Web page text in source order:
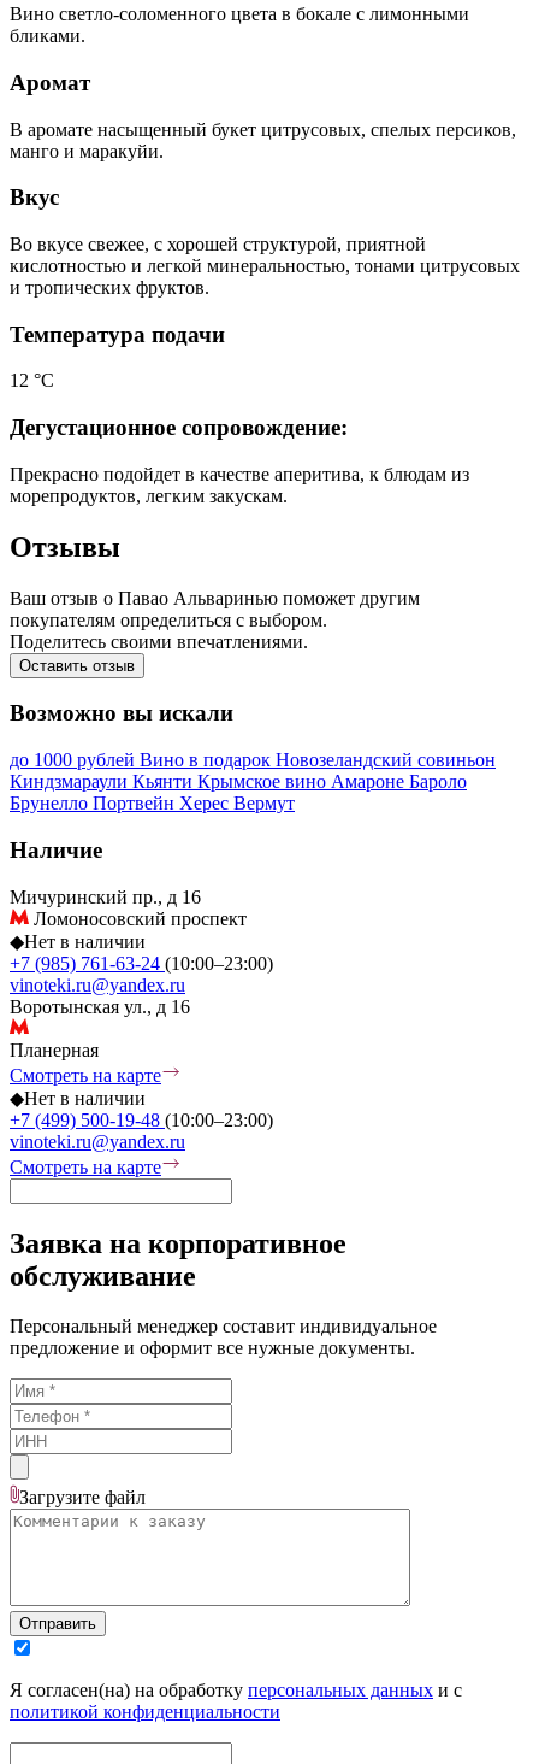
Вино светло-соломенного цвета в бокале с лимонными
бликами.
Аромат
В аромате насыщенный букет цитрусовых, спелых персиков,
манго и маракуйи.
Вкус
Во вкусе свежее, с хорошей структурой, приятной
кислотностью и легкой минеральностью, тонами цитрусовых
и тропических фруктов.
Температура подачи
12 °С
Дегустационное сопровождение:
Прекрасно подойдет в качестве аперитива, к блюдам из
морепродуктов, легким закускам.
Отзывы
Ваш отзыв о Павао Альваринью поможет другим
покупателям определиться с выбором.
Поделитесь своими впечатлениями.
Оставить отзыв
Возможно вы искали
до 1000 рублей Вино в подарок Новозеландский совиньон
Киндзмараули Кьянти Крымское вино Амароне Бароло
Брунелло Портвейн Херес Вермут
Наличие
Мичуринский пр., д 16
Ломоносовский проспект
◆Нет в наличии
+7 (985) 761-63-24 (10:00–23:00)
vinoteki.ru@yandex.ru
Воротынская ул., д 16
Планерная
Смотреть на карте
◆Нет в наличии
+7 (499) 500-19-48 (10:00–23:00)
vinoteki.ru@yandex.ru
Смотреть на карте
Заявка на корпоративное
обслуживание
Персональный менеджер составит индивидуальное
предложение и оформит все нужные документы.
Загрузите файл
Отправить
Я согласен(на) на обработку персональных данных и с
политикой конфиденциальности